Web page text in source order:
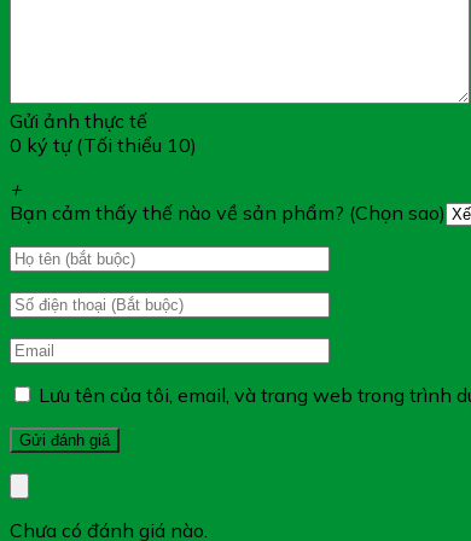
Gửi ảnh thực tế
0 ký tự (Tối thiểu 10)
+
Bạn cảm thấy thế nào về sản phẩm? (Chọn sao)
Lưu tên của tôi, email, và trang web trong trình
Chưa có đánh giá nào.